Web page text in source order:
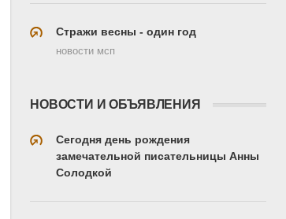
Стражи весны - один год
новости мсп
НОВОСТИ И ОБЪЯВЛЕНИЯ
Сегодня день рождения
замечательной писательницы Анны
Солодкой